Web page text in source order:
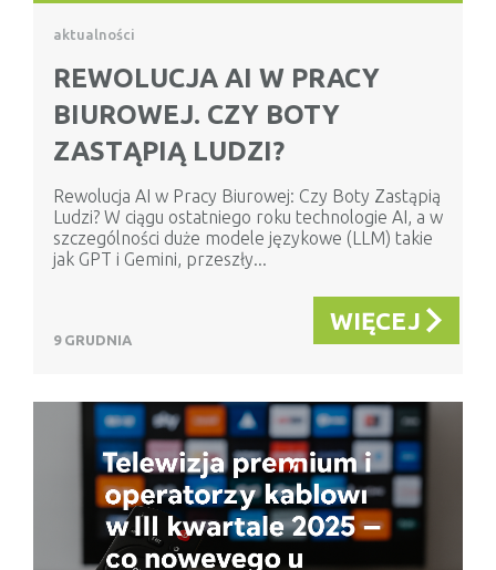
aktualności
REWOLUCJA AI W PRACY
BIUROWEJ. CZY BOTY
ZASTĄPIĄ LUDZI?
Rewolucja AI w Pracy Biurowej: Czy Boty Zastąpią
Ludzi? W ciągu ostatniego roku technologie AI, a w
szczególności duże modele językowe (LLM) takie
jak GPT i Gemini, przeszły...
9 GRUDNIA
WIĘCEJ